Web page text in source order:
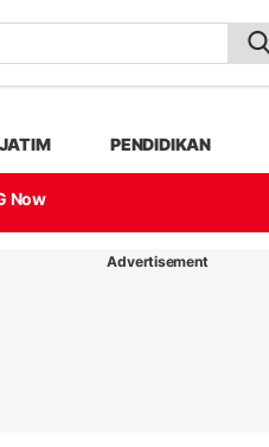
JATIM PENDIDIKAN
Now
Advertisement